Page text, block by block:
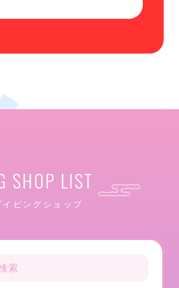
SHOP LIST
ビングショップ